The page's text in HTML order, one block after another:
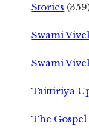
Stories
Swami
Swami
Taittiriya
The